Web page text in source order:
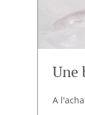
Une
A